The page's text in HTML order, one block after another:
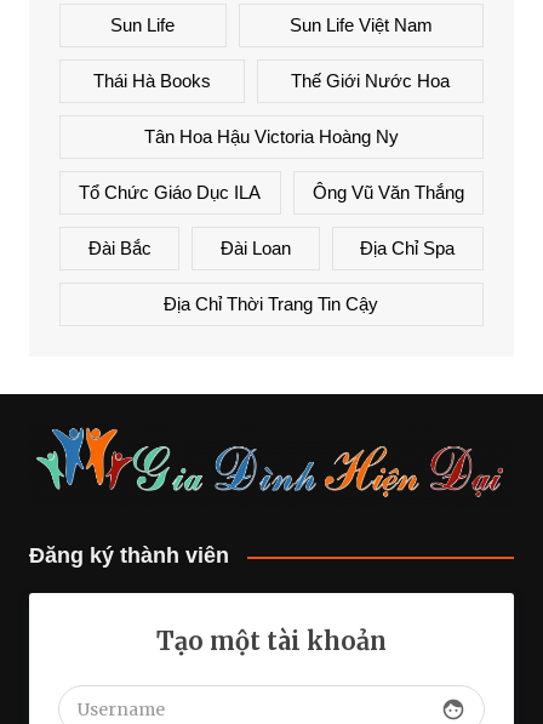
Sun Life Sun Life Việt Nam
Thái Hà Books Thế Giới Nước Hoa
Tân Hoa Hậu Victoria Hoàng Ny
Tổ Chức Giáo Dục ILA Ông Vũ Văn Thắng
Đài Bắc Đài Loan Địa Chỉ Spa
Địa Chỉ Thời Trang Tin Cậy
Đăng ký thành viên
Tạo một tài khoản
face